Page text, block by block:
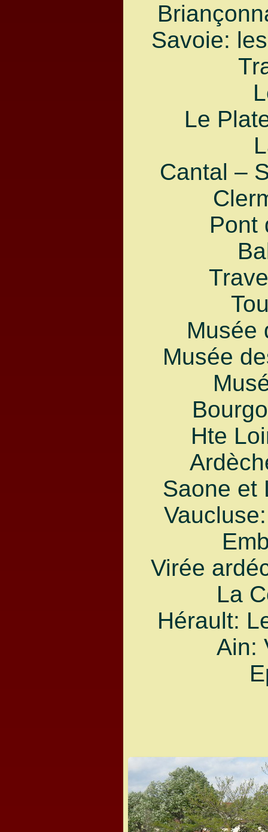
Savoie:
Le
Cantal –
Pont
Musée
Musée
Hte
Saone et
Virée
La
Hérault:
Ain: